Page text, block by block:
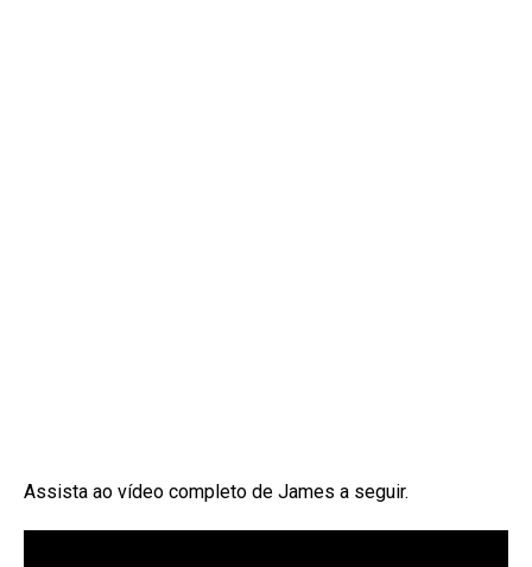
Assista ao vídeo completo de James a seguir.